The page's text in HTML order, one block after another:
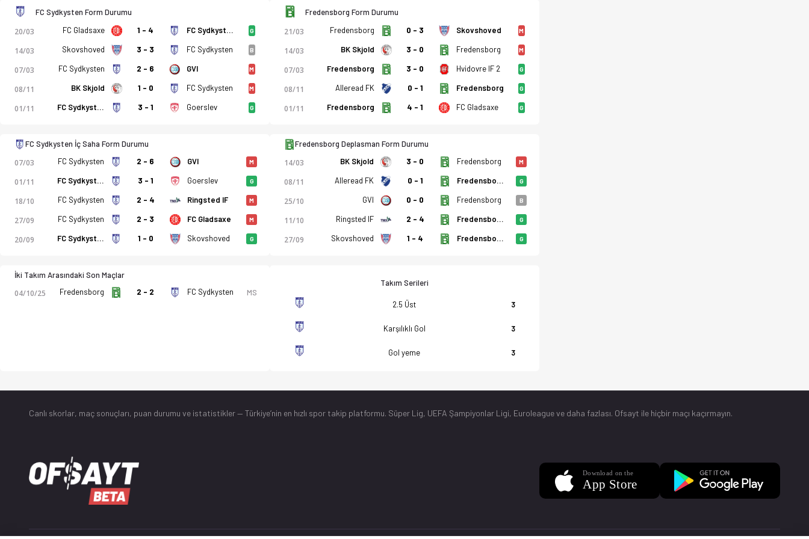
FC Sydkysten Form Durumu
20/03 FC Gladsaxe 1 - 4 FC Sydkysten G
14/03 Skovshoved 3 - 3 FC Sydkysten B
07/03 FC Sydkysten 2 - 6 GVI M
08/11 BK Skjold 1 - 0 FC Sydkysten M
01/11 FC Sydkysten 3 - 1 Goerslev G
Fredensborg Form Durumu
21/03 Fredensborg 0 - 3 Skovshoved M
14/03 BK Skjold 3 - 0 Fredensborg M
07/03 Fredensborg 3 - 0 Hvidovre IF 2 G
08/11 Alleread FK 0 - 1 Fredensborg G
01/11 Fredensborg 4 - 1 FC Gladsaxe G
FC Sydkysten İç Saha Form Durumu
07/03 FC Sydkysten 2 - 6 GVI M
01/11 FC Sydkysten 3 - 1 Goerslev G
18/10 FC Sydkysten 2 - 4 Ringsted IF M
27/09 FC Sydkysten 2 - 3 FC Gladsaxe M
20/09 FC Sydkysten 1 - 0 Skovshoved G
Fredensborg Deplasman Form Durumu
14/03 BK Skjold 3 - 0 Fredensborg M
08/11 Alleread FK 0 - 1 Fredensborg G
25/10 GVI 0 - 0 Fredensborg B
11/10 Ringsted IF 2 - 4 Fredensborg G
27/09 Skovshoved 1 - 4 Fredensborg G
İki Takım Arasındaki Son Maçlar
04/10/25 Fredensborg 2 - 2 FC Sydkysten MS
Takım Serileri
2.5 Üst 3
Karşılıklı Gol 3
Gol yeme 3
Canlı skorlar, maç sonuçları, puan durumu ve istatistikler — Türkiye’nin en hızlı spor takip platformu. Süper Lig, UEFA Şampiyonlar Ligi, Euroleague ve daha fazlası. Ofsayt ile hiçbir maçı kaçırmayın.